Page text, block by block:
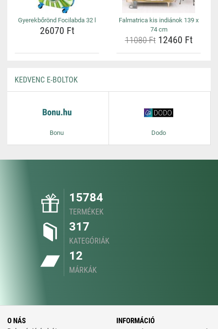
Gyerekbőrönd Focilabda 32 l
26070 Ft
Falmatrica kis indiánok 139 x
74 cm
11080 Ft12460 Ft
KEDVENC E-BOLTOK
Bonu Dodo
15784
TERMÉKEK
317
KATEGÓRIÁK
12
MÁRKÁK
O NÁS INFORMÁCIÓ